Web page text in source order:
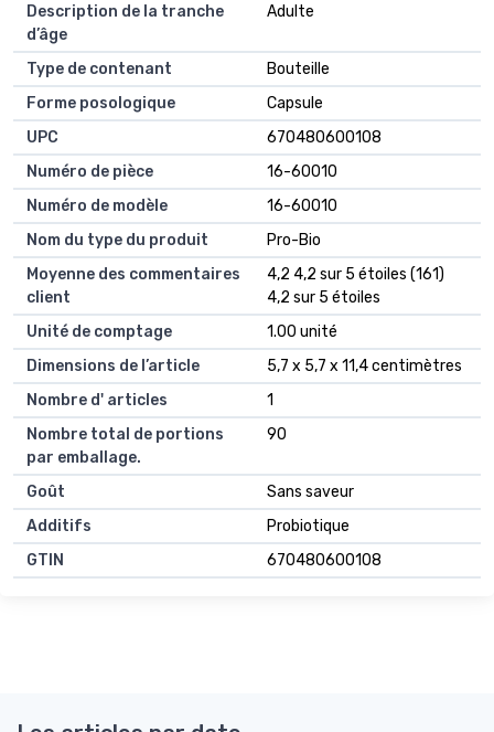
Description de la tranche
d’âge
Adulte
Type de contenant
Bouteille
Forme posologique
Capsule
UPC
670480600108
Numéro de pièce
16-60010
Numéro de modèle
16-60010
Nom du type du produit
Pro-Bio
Moyenne des commentaires
client
4,2 4,2 sur 5 étoiles (161)
4,2 sur 5 étoiles
Unité de comptage
1.00 unité
Dimensions de l’article
5,7 x 5,7 x 11,4 centimètres
Nombre d' articles
1
Nombre total de portions
par emballage.
90
Goût
Sans saveur
Additifs
Probiotique
GTIN
670480600108